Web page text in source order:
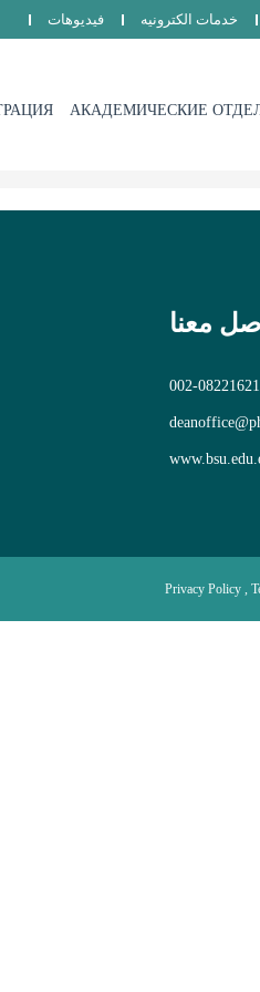
خدمات الكترونيه فيديوهات
АКАДЕМИЧЕСКИЕ
معنا
002-
Privacy Policy ,